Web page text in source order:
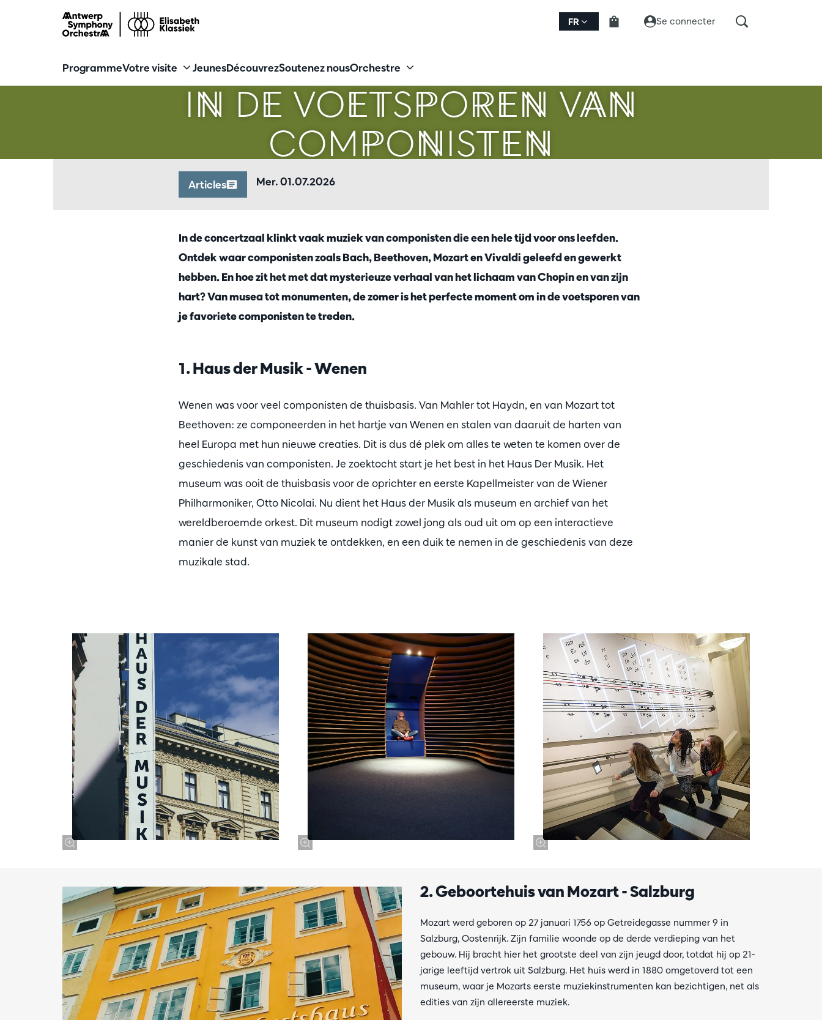
FR Se connecter
ProgrammeVotre visite JeunesDécouvrezSoutenez nousOrchestre
IN DE VOETSPOREN VAN
COMPONISTEN
Articles Mer. 01.07.2026
In de concertzaal klinkt vaak muziek van componisten die een hele tijd voor ons leefden.
Ontdek waar componisten zoals Bach, Beethoven, Mozart en Vivaldi geleefd en gewerkt
hebben. En hoe zit het met dat mysterieuze verhaal van het lichaam van Chopin en van zijn
hart? Van musea tot monumenten, de zomer is het perfecte moment om in de voetsporen van
je favoriete componisten te treden.
1. Haus der Musik - Wenen
Wenen was voor veel componisten de thuisbasis. Van Mahler tot Haydn, en van Mozart tot
Beethoven: ze componeerden in het hartje van Wenen en stalen van daaruit de harten van
heel Europa met hun nieuwe creaties. Dit is dus dé plek om alles te weten te komen over de
geschiedenis van componisten. Je zoektocht start je het best in het Haus Der Musik. Het
museum was ooit de thuisbasis voor de oprichter en eerste Kapellmeister van de Wiener
Philharmoniker, Otto Nicolai. Nu dient het Haus der Musik als museum en archief van het
wereldberoemde orkest. Dit museum nodigt zowel jong als oud uit om op een interactieve
manier de kunst van muziek te ontdekken, en een duik te nemen in de geschiedenis van deze
muzikale stad.
2. Geboortehuis van Mozart - Salzburg
Mozart werd geboren op 27 januari 1756 op Getreidegasse nummer 9 in
Salzburg, Oostenrijk. Zijn familie woonde op de derde verdieping van het
gebouw. Hij bracht hier het grootste deel van zijn jeugd door, totdat hij op 21-
jarige leeftijd vertrok uit Salzburg. Het huis werd in 1880 omgetoverd tot een
museum, waar je Mozarts eerste muziekinstrumenten kan bezichtigen, net als
edities van zijn allereerste muziek.